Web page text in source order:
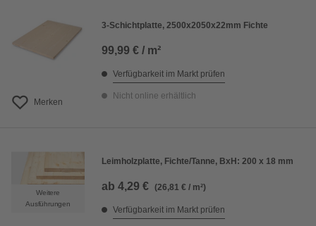
Merken
3-Schichtplatte, 2500x2050x22mm Fichte
99,99 € / m²
Verfügbarkeit im Markt prüfen
Nicht online erhältlich
Weitere
Ausführungen
Leimholzplatte, Fichte/Tanne, BxH: 200 x 18 mm
ab 4,29 € (26,81 € / m²)
Verfügbarkeit im Markt prüfen